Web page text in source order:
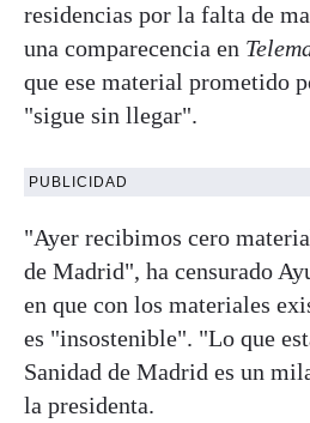
residencias por la falta de
una comparecencia en
que ese material prometido
"sigue sin llegar".
PUBLICIDAD
"Ayer recibimos cero
de Madrid", ha censurado
en que con los materiales
es "insostenible". "Lo que
Sanidad de Madrid es un
la presidenta.